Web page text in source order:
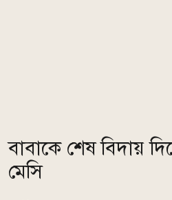
বাবাকে শেষ বিদায়
মেসি